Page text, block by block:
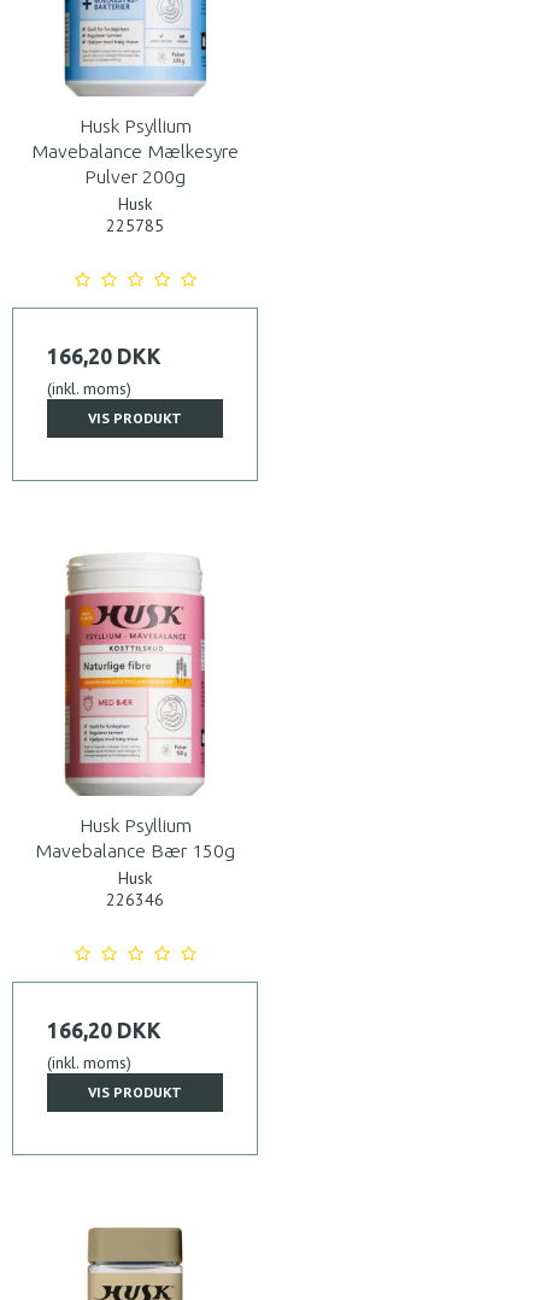
Husk Psyllium
Mavebalance Mælkesyre
Pulver 200g
Husk
225785
166,20 DKK
(inkl. moms)
VIS PRODUKT
Husk Psyllium
Mavebalance Bær 150g
Husk
226346
166,20 DKK
(inkl. moms)
VIS PRODUKT